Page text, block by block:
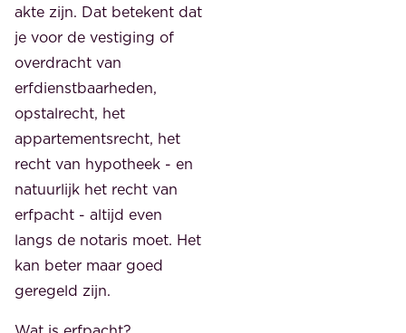
akte zijn. Dat betekent dat
je voor de vestiging of
overdracht van
erfdienstbaarheden,
opstalrecht, het
appartementsrecht, het
recht van hypotheek - en
natuurlijk het recht van
erfpacht - altijd even
langs de notaris moet. Het
kan beter maar goed
geregeld zijn.